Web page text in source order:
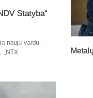
Statyba“
nauju vardu –
„NTX